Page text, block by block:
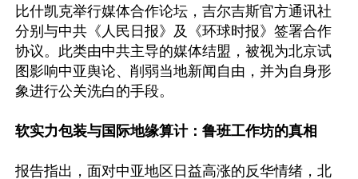
比什凯克举行媒体合作论坛，吉尔吉斯官方通讯社
分别与中共《人民日报》及《环球时报》签署合作
协议。此类由中共主导的媒体结盟，被视为北京试
图影响中亚舆论、削弱当地新闻自由，并为自身形
象进行公关洗白的手段。
软实力包装与国际地缘算计：鲁班工作坊的真相
报告指出，面对中亚地区日益高涨的反华情绪，北